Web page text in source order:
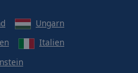
Ungarn
Italien